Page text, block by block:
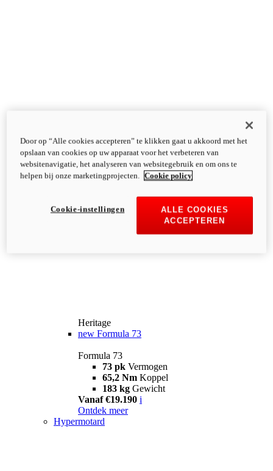
Heritage
new Formula 73
Formula 73
73 pk Vermogen
65,2 Nm Koppel
183 kg Gewicht
Vanaf €19.190 i
Ontdek meer
Hypermotard
Door op “Alle cookies accepteren” te klikken gaat u akkoord met het
opslaan van cookies op uw apparaat voor het verbeteren van
websitenavigatie, het analyseren van websitegebruik en om ons te
helpen bij onze marketingprojecten.
Cookie policy
ALLE COOKIES
ACCEPTEREN
Cookie-instellingen